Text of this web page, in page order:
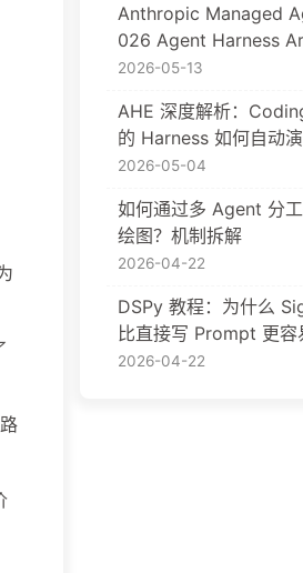
Anthropic Managed
026 Agent Harness
re for Production AI
2026-05-13
AHE 深度解析：
的 Harness 如何自动
2026-05-04
如何通过多 Agent 分
绘图？机制拆解
2026-04-22
DSPy 教程：为什么
比直接写 Prompt 更容
优化
2026-04-22